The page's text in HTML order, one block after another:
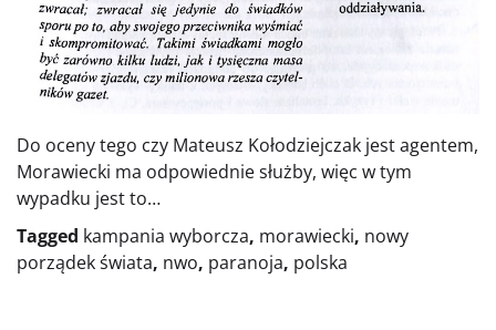
Do oceny tego czy Mateusz Kołodziejczak jest agentem,
Morawiecki ma odpowiednie służby, więc w tym
wypadku jest to…
Tagged kampania wyborcza, morawiecki, nowy
porządek świata, nwo, paranoja, polska